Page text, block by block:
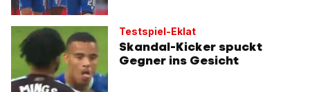
Testspiel-Eklat
Skandal-Kicker spuckt
Gegner ins Gesicht